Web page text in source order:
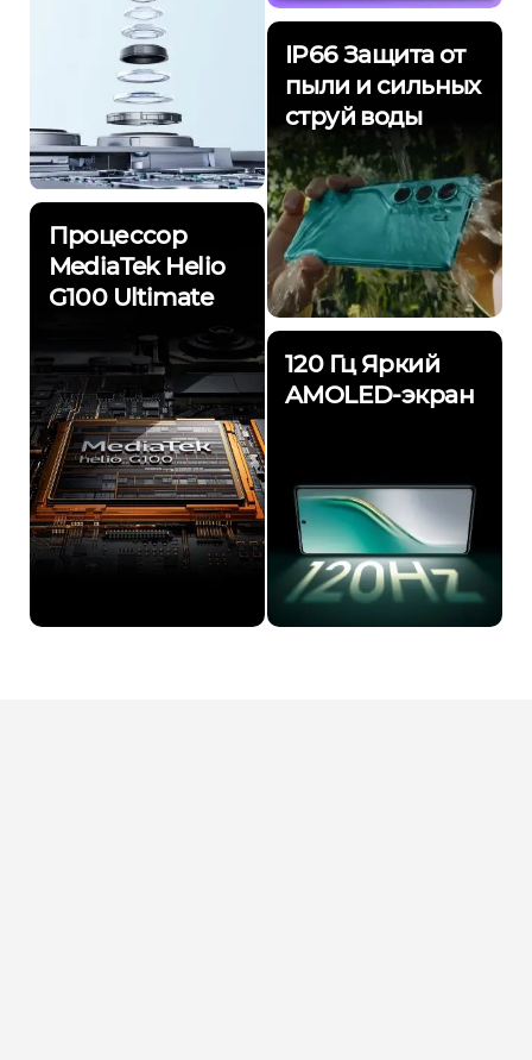
Процессор
MediaTek Helio
G100 Ultimate
IP66 Защита от
пыли и сильных
струй воды
120 Гц Яркий
AMOLED-экран